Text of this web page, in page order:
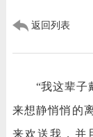
返回列表
“我这辈子
来想静悄悄的
来欢送我，并